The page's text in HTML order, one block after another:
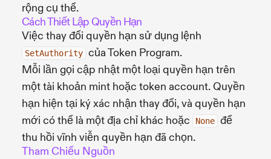
rộng cụ thể.
Cách Thiết Lập Quyền Hạn
Việc thay đổi quyền hạn sử dụng lệnh
SetAuthority của Token Program.
Mỗi lần gọi cập nhật một loại quyền hạn trên
một tài khoản mint hoặc token account. Quyền
hạn hiện tại ký xác nhận thay đổi, và quyền hạn
mới có thể là một địa chỉ khác hoặc
None để
thu hồi vĩnh viễn quyền hạn đã chọn.
Tham Chiếu Nguồn